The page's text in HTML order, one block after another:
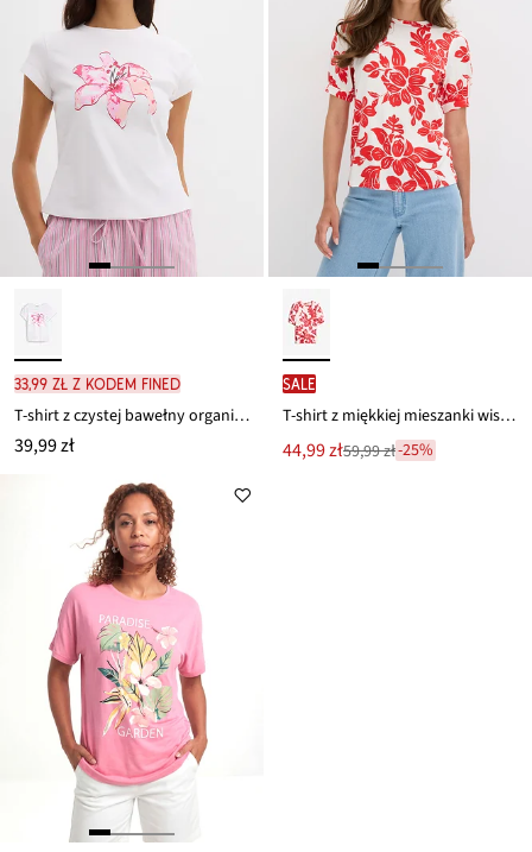
33,99 zł z kodem FINED
T-shirt z czystej bawełny organicznej
39,99 zł
SALE
T-shirt z miękkiej mieszanki wiskozy
Nowa
cena
44,99 zł
Przeceniono
59,99 zł-25%